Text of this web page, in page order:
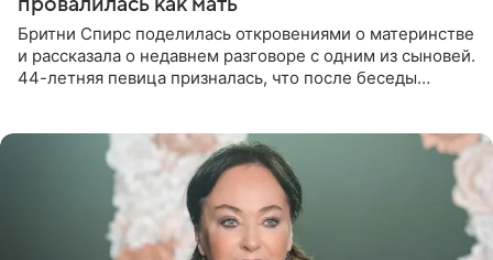
Бритни Спирс поделилась откровениями о материнстве
и рассказала о недавнем разговоре с одним из сыновей.
44-летняя певица призналась, что после беседы